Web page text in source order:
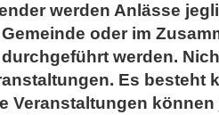
werden Anlässe
oder im
werden.
Es besteht
Veranstaltungen